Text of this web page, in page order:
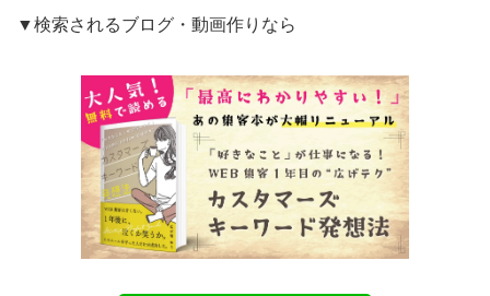
▼検索されるブログ・動画作りなら